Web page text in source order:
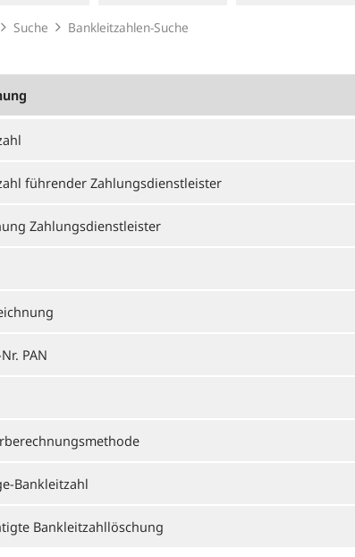
Suche Bankleitzahlen-Suche
führender Zahlungsdienstleister
Zahlungsdienstleister
PAN
Bankleitzahl
Bankleitzahllöschung